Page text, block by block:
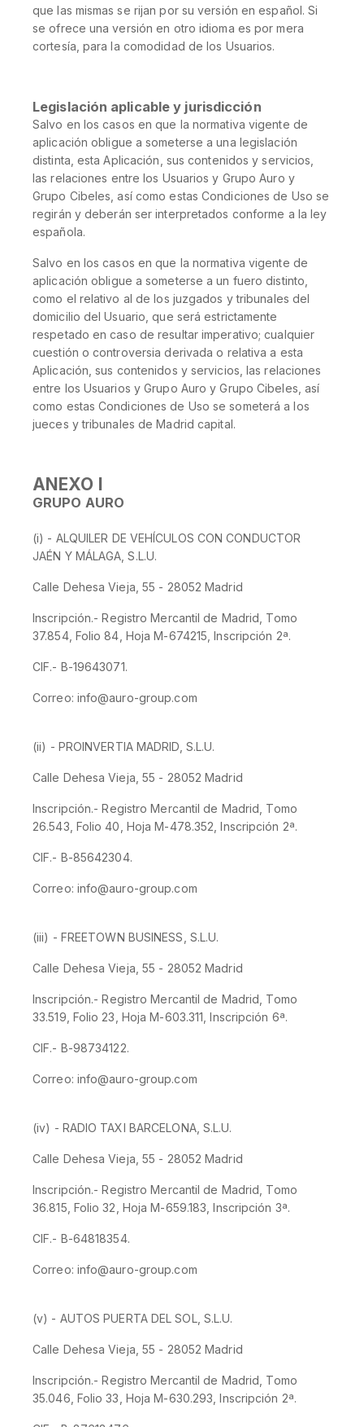
que las mismas se rijan por su versión en español. Si
se ofrece una versión en otro idioma es por mera
cortesía, para la comodidad de los Usuarios.
Legislación aplicable y jurisdicción
Salvo en los casos en que la normativa vigente de
aplicación obligue a someterse a una legislación
distinta, esta Aplicación, sus contenidos y servicios,
las relaciones entre los Usuarios y Grupo Auro y
Grupo Cibeles, así como estas Condiciones de Uso se
regirán y deberán ser interpretados conforme a la ley
española.
Salvo en los casos en que la normativa vigente de
aplicación obligue a someterse a un fuero distinto,
como el relativo al de los juzgados y tribunales del
domicilio del Usuario, que será estrictamente
respetado en caso de resultar imperativo; cualquier
cuestión o controversia derivada o relativa a esta
Aplicación, sus contenidos y servicios, las relaciones
entre los Usuarios y Grupo Auro y Grupo Cibeles, así
como estas Condiciones de Uso se someterá a los
jueces y tribunales de Madrid capital.
ANEXO I
GRUPO AURO
(i) - ALQUILER DE VEHÍCULOS CON CONDUCTOR
JAÉN Y MÁLAGA, S.L.U.
Calle Dehesa Vieja, 55 - 28052 Madrid
Inscripción.- Registro Mercantil de Madrid, Tomo
37.854, Folio 84, Hoja M-674215, Inscripción 2ª.
CIF.- B-19643071.
Correo: info@auro-group.com
(ii) - PROINVERTIA MADRID, S.L.U.
Calle Dehesa Vieja, 55 - 28052 Madrid
Inscripción.- Registro Mercantil de Madrid, Tomo
26.543, Folio 40, Hoja M-478.352, Inscripción 2ª.
CIF.- B-85642304.
Correo: info@auro-group.com
(iii) - FREETOWN BUSINESS, S.L.U.
Calle Dehesa Vieja, 55 - 28052 Madrid
Inscripción.- Registro Mercantil de Madrid, Tomo
33.519, Folio 23, Hoja M-603.311, Inscripción 6ª.
CIF.- B-98734122.
Correo: info@auro-group.com
(iv) - RADIO TAXI BARCELONA, S.L.U.
Calle Dehesa Vieja, 55 - 28052 Madrid
Inscripción.- Registro Mercantil de Madrid, Tomo
36.815, Folio 32, Hoja M-659.183, Inscripción 3ª.
CIF.- B-64818354.
Correo: info@auro-group.com
(v) - AUTOS PUERTA DEL SOL, S.L.U.
Calle Dehesa Vieja, 55 - 28052 Madrid
Inscripción.- Registro Mercantil de Madrid, Tomo
35.046, Folio 33, Hoja M-630.293, Inscripción 2ª.